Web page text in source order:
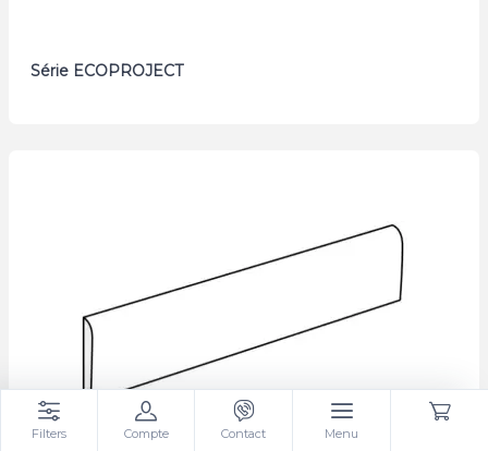
Série ECOPROJECT
Filters Compte Contact Menu